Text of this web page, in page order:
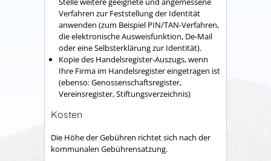
Verfahren zur Feststellung der Identität
anwenden (zum Beispiel PIN/TAN-Verfahren,
die elektronische Ausweisfunktion, De-Mail
oder eine Selbsterklärung zur Identität).
Kopie des Handelsregister-Auszugs, wenn
Ihre Firma im Handelsregister eingetragen ist
(ebenso: Genossenschaftsregister,
Vereinsregister, Stiftungsverzeichnis)
Kosten
Die Höhe der Gebühren richtet sich nach der
kommunalen Gebührensatzung.